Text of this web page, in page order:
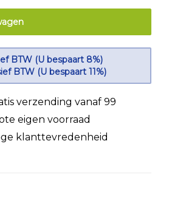
BTW (U bespaart 8%)
BTW (U bespaart 11%)
verzending vanaf 99
eigen voorraad
klanttevredenheid